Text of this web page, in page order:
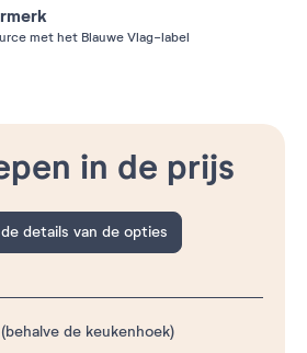
met het Blauwe Vlag-label
in de prijs
details van de opties
de keukenhoek)